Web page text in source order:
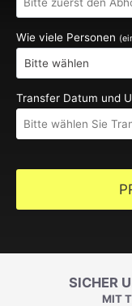
Wie viele Personen
Transfer Datum und
SICHER
MIT